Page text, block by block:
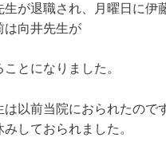
生が退職され、月曜日に伊
は向井先生が
とになりました。
は以前当院におられたので
しておられました。